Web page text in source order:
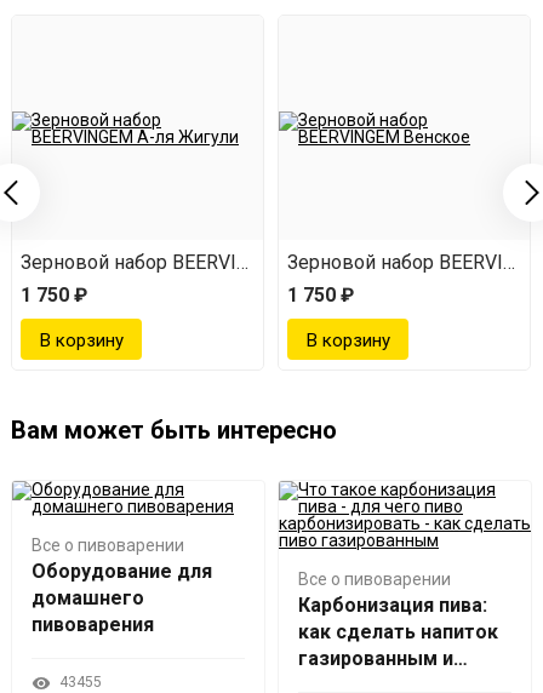
Венское
Зерновой набор BEERVINGEM А-ля Жигули
1 750 ₽
Зерновой набор
1 750 ₽
Вам может быть интересно
Все о пивоварении
Оборудование для
домашнего
пивоварения
43455
Все о пивоварении
Карбонизация пива:
как сделать напиток
газированным и